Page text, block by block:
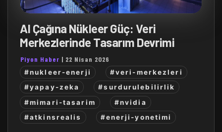
AI Çağına Nükleer Güç: Veri
Merkezlerinde Tasarım Devrimi
Piyon Haber | 22 Nisan 2026
#nukleer-enerji
#veri-merkezleri
#yapay-zeka
#surdurulebilirlik
#mimari-tasarim
#nvidia
#atkinsrealis
#enerji-yonetimi